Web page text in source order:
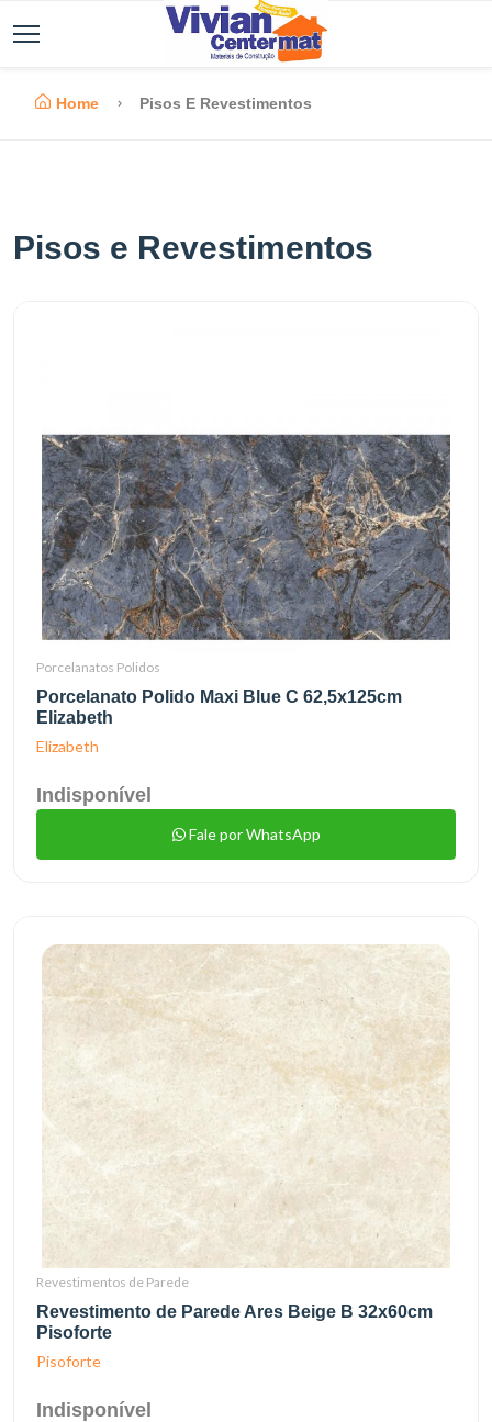
Home Pisos E Revestimentos
Pisos e Revestimentos
Porcelanatos Polidos
Porcelanato Polido Maxi Blue C 62,5x125cm
Elizabeth
Elizabeth
Indisponível
Fale por WhatsApp
Revestimentos de Parede
Revestimento de Parede Ares Beige B 32x60cm
Pisoforte
Pisoforte
Indisponível